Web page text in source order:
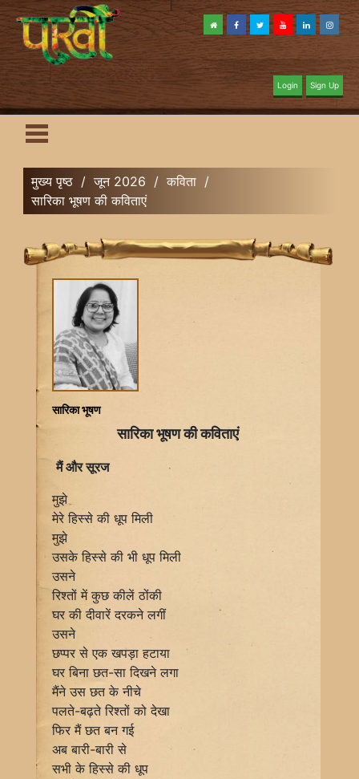
Login Sign Up
मुख्य पृष्ठ / जून 2026 / कविता /
सारिका भूषण की कविताएं
सारिका भूषण
सारिका भूषण की कविताएं
मैं और सूरज
मुझे
मेरे हिस्से की धूप मिली
मुझे
उसके हिस्से की भी धूप मिली
उसने
रिश्तों में कुछ कीलें ठोंकी
घर की दीवारें दरकने लगीं
उसने
छप्पर से एक खपड़ा हटाया
घर बिना छत-सा दिखने लगा
मैंने उस छत के नीचे
पलते-बढ़ते रिश्तों को देखा
फिर मैं छत बन गई
अब बारी-बारी से
सभी के हिस्से की धूप